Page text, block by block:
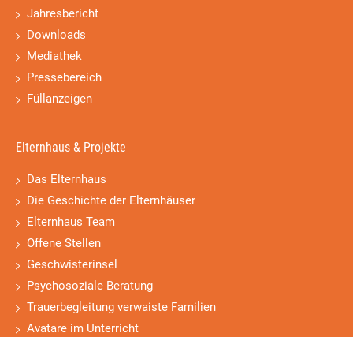
Jahresbericht
Downloads
Mediathek
Pressebereich
Füllanzeigen
Elternhaus & Projekte
Das Elternhaus
Die Geschichte der Elternhäuser
Elternhaus Team
Offene Stellen
Geschwisterinsel
Psychosoziale Beratung
Trauerbegleitung verwaiste Familien
Avatare im Unterricht